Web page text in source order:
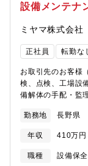
設備メンテナ
ミヤマ株式会社
正社員 転勤な
お取引先のお客様
検、点検、工場設
備解体の手配・監
全に関わる現場管
中心に、担当する
いただきます。※
～中部エリアにお
勤務地 長野県
年収 410万円
職種
設備保